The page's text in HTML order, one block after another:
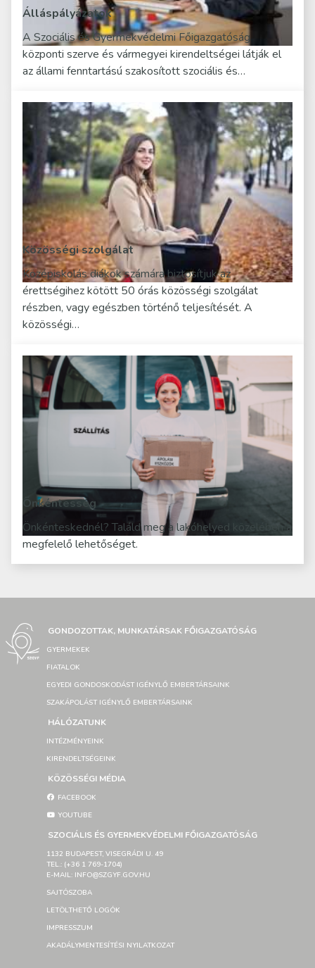
Álláspályázatok
A Szociális és Gyermekvédelmi Főigazgatóság
központi szerve és vármegyei kirendeltségei látják el
az állami fenntartású szakosított szociális és…
Közösségi szolgálat
Középiskolás diákok számára biztosítjuk az
érettségihez kötött 50 órás közösségi szolgálat
részben, vagy egészben történő teljesítését. A
közösségi…
Önkéntesség
Önkénteskednél? Találd meg a lakóhelyed közelében a
megfelelő lehetőséget.
GONDOZOTTAK, MUNKATÁRSAK FŐIGAZGATÓSÁG
GYERMEKEK
FIATALOK
EGYEDI GONDOSKODÁST IGÉNYLŐ EMBERTÁRSAINK
SZAKÁPOLÁST IGÉNYLŐ EMBERTÁRSAINK
HÁLÓZATUNK
INTÉZMÉNYEINK
KIRENDELTSÉGEINK
KÖZÖSSÉGI MÉDIA
FACEBOOK
YOUTUBE
SZOCIÁLIS ÉS GYERMEKVÉDELMI FŐIGAZGATÓSÁG
1132 BUDAPEST, VISEGRÁDI U. 49
TEL.: (+36 1 769-1704)
E-MAIL: INFO@SZGYF.GOV.HU
SAJTÓSZOBA
LETÖLTHETŐ LOGÓK
IMPRESSZUM
AKADÁLYMENTESÍTÉSI NYILATKOZAT